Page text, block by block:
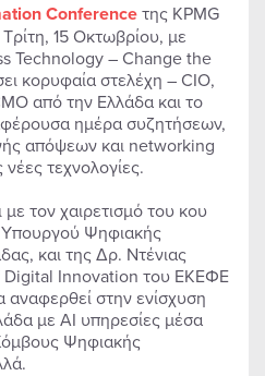
Conferenceτης KPMG
15 Οκτωβρίου, με
Technology – Change the
κορυφαία στελέχη – CIO,
από την Ελλάδα και το
ημέρα συζητήσεων,
απόψεων και networking
νέες τεχνολογίες.
τον χαιρετισμό του κου
Ψηφιακής
και της Δρ. Ντένιας
Digital Innovation του ΕΚΕΦΕ
αναφερθεί στην ενίσχυση
με AI υπηρεσίες μέσα
Ψηφιακής